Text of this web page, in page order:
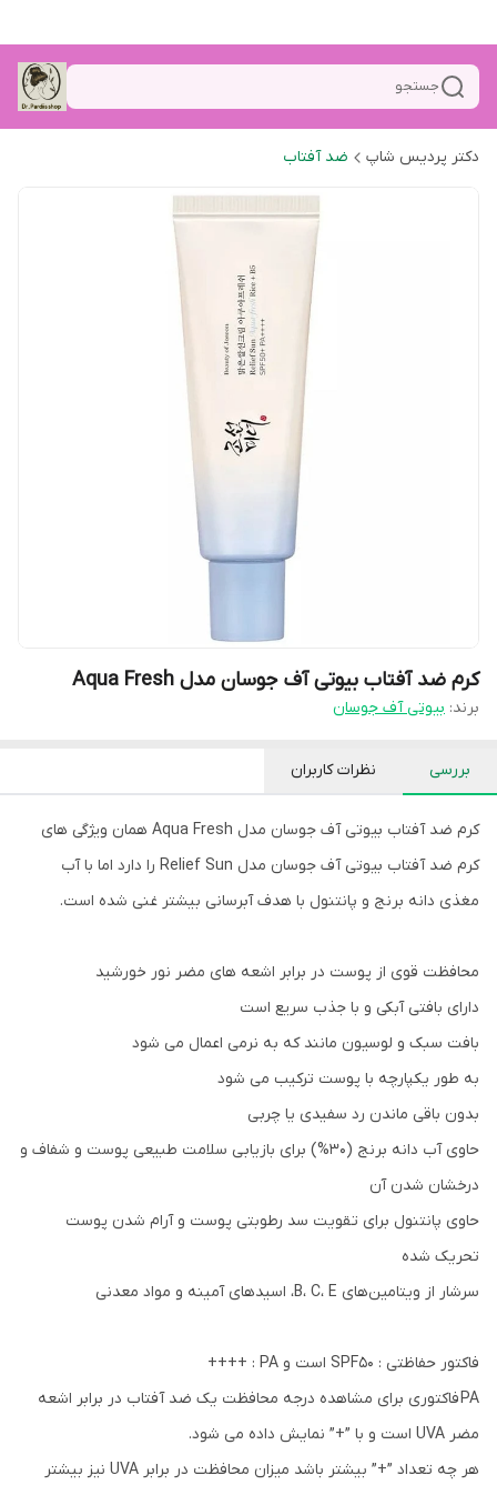
جستجو
دکتر پردیس شاپ ضد آفتاب
کرم ضد آفتاب بیوتی آف جوسان مدل Aqua Fresh
برند: بیوتی آف جوسان
بررسی نظرات کاربران
کرم ضد آفتاب بیوتی آف جوسان مدل Aqua Fresh همان ویژگی های
کرم ضد آفتاب بیوتی آف جوسان مدل Relief Sun را دارد اما با آب
مغذی دانه برنج و پانتنول با هدف آبرسانی بیشتر غنی شده است.
محافظت قوی از پوست در برابر اشعه های مضر نور خورشید
دارای بافتی آبکی و با جذب سریع است
بافت سبک و لوسیون مانند که به نرمی اعمال می شود
به طور یکپارچه با پوست ترکیب می شود
بدون باقی ماندن رد سفیدی یا چربی
حاوی آب دانه برنج (30%) برای بازیابی سلامت طبیعی پوست و شفاف و
درخشان شدن آن
حاوی پانتنول برای تقویت سد رطوبتی پوست و آرام شدن پوست
تحریک شده
سرشار از ویتامین‌های B، C، E، اسیدهای آمینه و مواد معدنی
فاکتور حفاظتی : SPF50 است و PA : ++++
PA فاکتوری برای مشاهده درجه محافظت یک ضد آفتاب در برابر اشعه
مضر UVA است و با ”+” نمایش داده می شود.
هر چه تعداد ”+” بیشتر باشد میزان محافظت در برابر UVA نیز بیشتر